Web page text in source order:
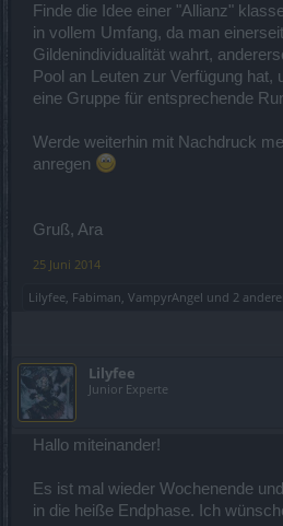
Finde die Idee einer "Allianz"
in vollem Umfang, da man
Gildenindividualität wahrt,
Pool an Leuten zur Verfügung hat,
eine Gruppe für entsprechende
Werde weiterhin mit Nachdruck
anregen
Gruß, Ara
25 Juni 2014
Lilyfee Fabiman VampyrAngel und 2
Lilyfee
Junior Experte
Hallo miteinander!
Es ist mal wieder Wochenende
in die heiße Endphase. Ich